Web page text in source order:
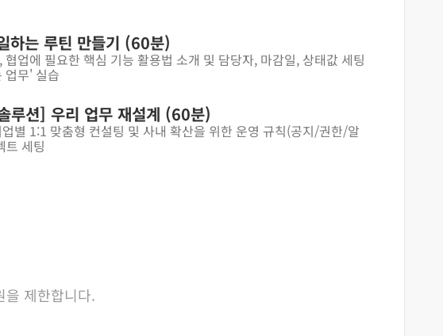
하는 루틴 만들기 (60분)
협업에 필요한 핵심 기능 활용법 소개 및 담당자, 마감일, 상태값 세팅
업무' 실습
루션] 우리 업무 재설계 (60분)
별 1:1 맞춤형 컨설팅 및 사내 확산을 위한 운영 규칙(공지/권한/알
트 세팅
제한합니다.